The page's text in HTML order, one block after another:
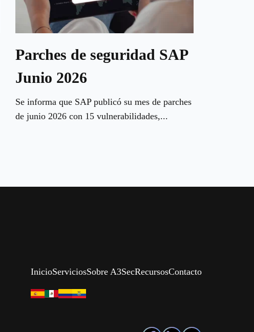
Parches de seguridad SAP
Junio 2026
Se informa que SAP publicó su mes de parches
de junio 2026 con 15 vulnerabilidades,...
InicioServiciosSobre A3SecRecursosContacto